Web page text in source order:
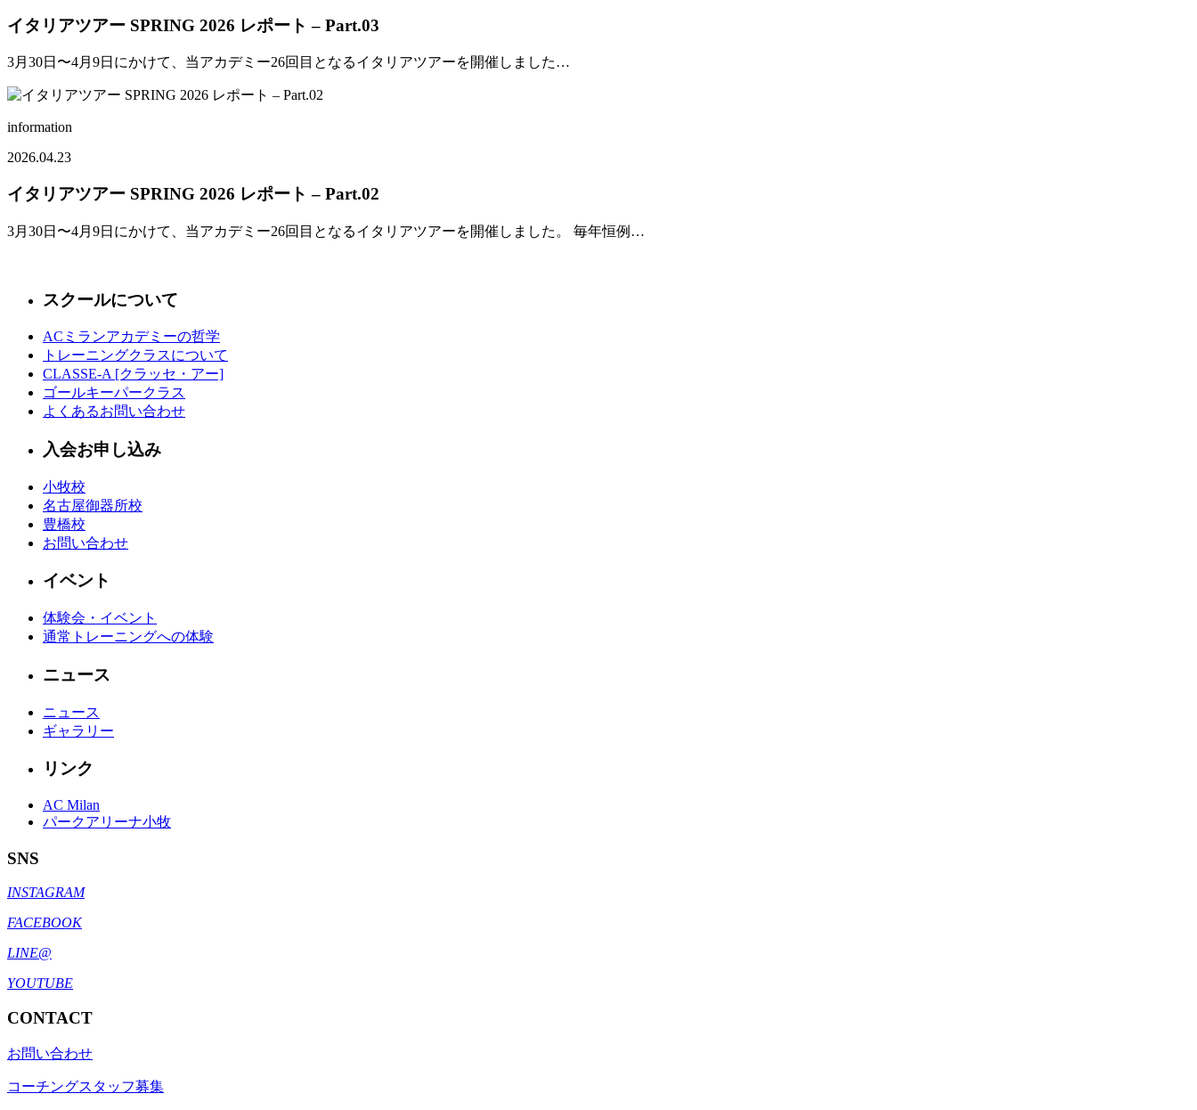
イタリアツアー SPRING 2026 レポート – Part.03
3月30日〜4月9日にかけて、当アカデミー26回目となるイタリアツアーを開催しました…
information
2026.04.23
イタリアツアー SPRING 2026 レポート – Part.02
3月30日〜4月9日にかけて、当アカデミー26回目となるイタリアツアーを開催しました。 毎年恒例…
スクールについて
ACミランアカデミーの哲学
トレーニングクラスについて
CLASSE-A [クラッセ・アー]
ゴールキーパークラス
よくあるお問い合わせ
入会お申し込み
小牧校
名古屋御器所校
豊橋校
お問い合わせ
イベント
体験会・イベント
通常トレーニングへの体験
ニュース
ニュース
ギャラリー
リンク
AC Milan
パークアリーナ小牧
SNS
INSTAGRAM
FACEBOOK
LINE@
YOUTUBE
CONTACT
お問い合わせ
コーチングスタッフ募集